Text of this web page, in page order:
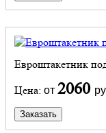
Евроштакетник
Цена: от 2060
Заказать